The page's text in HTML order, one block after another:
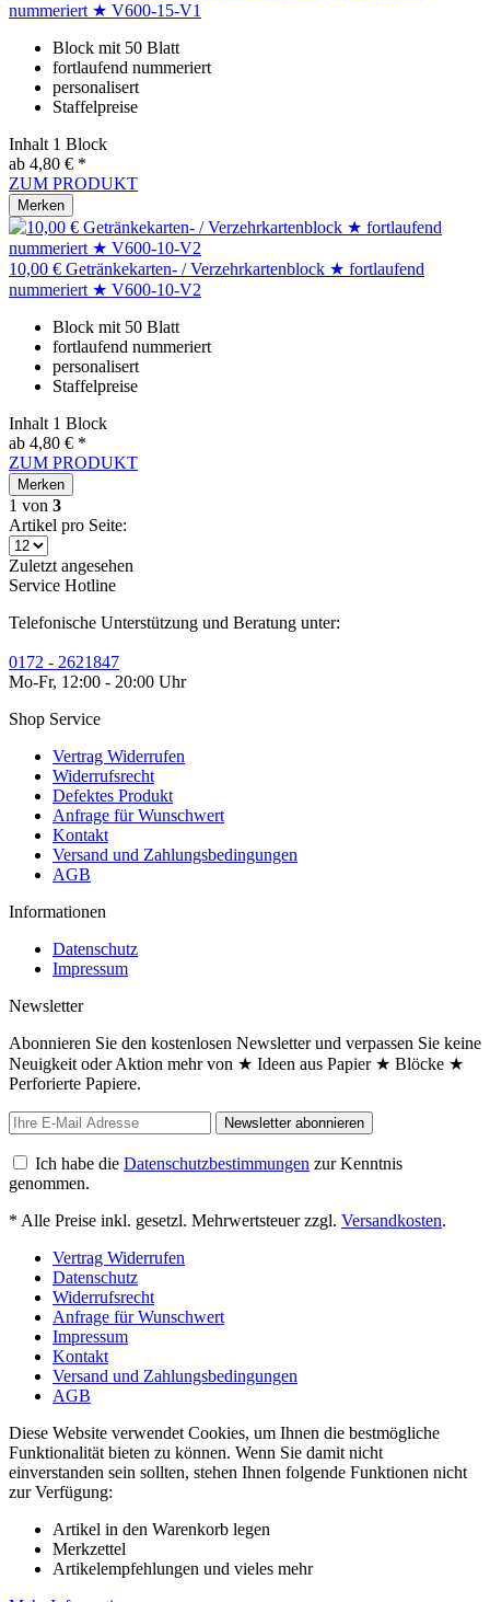
nummeriert ★ V600-15-V1
Block mit 50 Blatt
fortlaufend nummeriert
personalisert
Staffelpreise
Inhalt 1 Block
ab 4,80 € *
ZUM PRODUKT
Merken
10,00 € Getränkekarten- / Verzehrkartenblock ★ fortlaufend
nummeriert ★ V600-10-V2
Block mit 50 Blatt
fortlaufend nummeriert
personalisert
Staffelpreise
Inhalt 1 Block
ab 4,80 € *
ZUM PRODUKT
Merken
1 von 3
Artikel pro Seite:
Zuletzt angesehen
Service Hotline
Telefonische Unterstützung und Beratung unter:
0172 - 2621847
Mo-Fr, 12:00 - 20:00 Uhr
Shop Service
Vertrag Widerrufen
Widerrufsrecht
Defektes Produkt
Anfrage für Wunschwert
Kontakt
Versand und Zahlungsbedingungen
AGB
Informationen
Datenschutz
Impressum
Newsletter
Abonnieren Sie den kostenlosen Newsletter und verpassen Sie keine
Neuigkeit oder Aktion mehr von ★ Ideen aus Papier ★ Blöcke ★
Perforierte Papiere.
Newsletter abonnieren
Ich habe die Datenschutzbestimmungen zur Kenntnis
genommen.
* Alle Preise inkl. gesetzl. Mehrwertsteuer zzgl. Versandkosten.
Vertrag Widerrufen
Datenschutz
Widerrufsrecht
Anfrage für Wunschwert
Impressum
Kontakt
Versand und Zahlungsbedingungen
AGB
Diese Website verwendet Cookies, um Ihnen die bestmögliche
Funktionalität bieten zu können. Wenn Sie damit nicht
einverstanden sein sollten, stehen Ihnen folgende Funktionen nicht
zur Verfügung:
Artikel in den Warenkorb legen
Merkzettel
Artikelempfehlungen und vieles mehr